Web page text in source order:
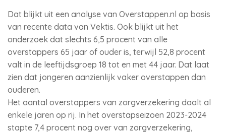
Dat blijkt uit een analyse van Overstappen.nl op basis
van recente data van Vektis. Ook blijkt uit het
onderzoek dat slechts 6,5 procent van alle
overstappers 65 jaar of ouder is, terwijl 52,8 procent
valt in de leeftijdsgroep 18 tot en met 44 jaar. Dat laat
zien dat jongeren aanzienlijk vaker overstappen dan
ouderen.
Het aantal overstappers van zorgverzekering daalt al
enkele jaren op rij. In het overstapseizoen 2023-2024
stapte 7,4 procent nog over van zorgverzekering,